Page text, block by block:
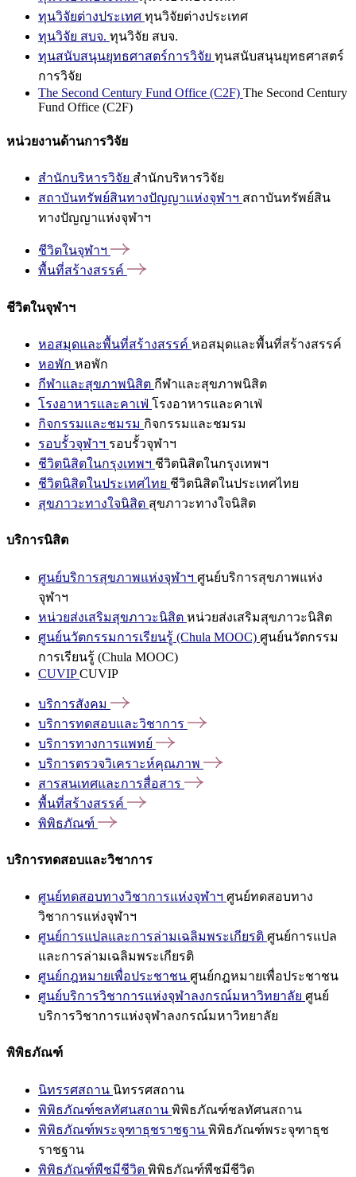
ทุนวิจัยต่างประเทศ ทุนวิจัยต่างประเทศ
ทุนวิจัย สบจ. ทุนวิจัย สบจ.
ทุนสนับสนุนยุทธศาสตร์การวิจัย ทุนสนับสนุนยุทธศาสตร์
การวิจัย
The Second Century Fund Office (C2F) The Second Century
Fund Office (C2F)
หน่วยงานด้านการวิจัย
สำนักบริหารวิจัย สำนักบริหารวิจัย
สถาบันทรัพย์สินทางปัญญาแห่งจุฬาฯ สถาบันทรัพย์สิน
ทางปัญญาแห่งจุฬาฯ
ชีวิตในจุฬาฯ
พื้นที่สร้างสรรค์
ชีวิตในจุฬาฯ
หอสมุดและพื้นที่สร้างสรรค์ หอสมุดและพื้นที่สร้างสรรค์
หอพัก หอพัก
กีฬาและสุขภาพนิสิต กีฬาและสุขภาพนิสิต
โรงอาหารและคาเฟ่ โรงอาหารและคาเฟ่
กิจกรรมและชมรม กิจกรรมและชมรม
รอบรั้วจุฬาฯ รอบรั้วจุฬาฯ
ชีวิตนิสิตในกรุงเทพฯ ชีวิตนิสิตในกรุงเทพฯ
ชีวิตนิสิตในประเทศไทย ชีวิตนิสิตในประเทศไทย
สุขภาวะทางใจนิสิต สุขภาวะทางใจนิสิต
บริการนิสิต
ศูนย์บริการสุขภาพแห่งจุฬาฯ ศูนย์บริการสุขภาพแห่ง
จุฬาฯ
หน่วยส่งเสริมสุขภาวะนิสิต หน่วยส่งเสริมสุขภาวะนิสิต
ศูนย์นวัตกรรมการเรียนรู้ (Chula MOOC) ศูนย์นวัตกรรม
การเรียนรู้ (Chula MOOC)
CUVIPCUVIP
บริการสังคม
บริการทดสอบและวิชาการ
บริการทางการแพทย์
บริการตรวจวิเคราะห์คุณภาพ
สารสนเทศและการสื่อสาร
พื้นที่สร้างสรรค์
พิพิธภัณฑ์
บริการทดสอบและวิชาการ
ศูนย์ทดสอบทางวิชาการแห่งจุฬาฯ ศูนย์ทดสอบทาง
วิชาการแห่งจุฬาฯ
ศูนย์การแปลและการล่ามเฉลิมพระเกียรติ ศูนย์การแปล
และการล่ามเฉลิมพระเกียรติ
ศูนย์กฎหมายเพื่อประชาชน ศูนย์กฎหมายเพื่อประชาชน
ศูนย์บริการวิชาการแห่งจุฬาลงกรณ์มหาวิทยาลัย ศูนย์
บริการวิชาการแห่งจุฬาลงกรณ์มหาวิทยาลัย
พิพิธภัณฑ์
นิทรรศสถาน นิทรรศสถาน
พิพิธภัณฑ์ชลทัศนสถาน พิพิธภัณฑ์ชลทัศนสถาน
พิพิธภัณฑ์พระจุฑาธุชราชฐาน พิพิธภัณฑ์พระจุฑาธุช
ราชฐาน
พิพิธภัณฑ์พืชมีชีวิต พิพิธภัณฑ์พืชมีชีวิต